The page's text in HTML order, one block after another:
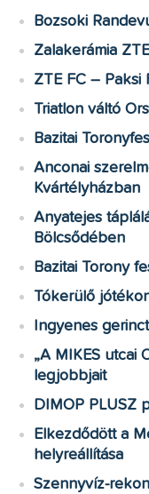
Bozsoki
Zalakerámia
ZTE FC – Paksi
Triatlon váltó
Bazitai
Anconai
Kvártélyházban
Anyatejes
Bölcsődében
Bazitai Torony
Tókerülő
Ingyenes
„A MIKES utcai
legjobbjait
DIMOP PLUSZ
Elkezdődött a
helyreállítása
Szennyvíz-